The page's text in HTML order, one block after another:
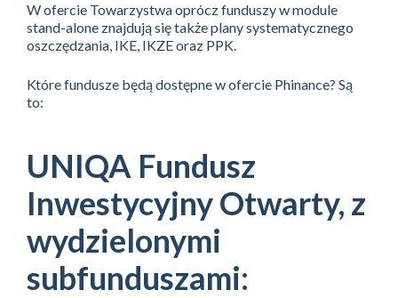
W ofercie Towarzystwa oprócz funduszy w module
stand-alone znajdują się także plany systematycznego
oszczędzania, IKE, IKZE oraz PPK.
Które fundusze będą dostępne w ofercie Phinance? Są
to:
UNIQA Fundusz
Inwestycyjny Otwarty, z
wydzielonymi
subfunduszami: